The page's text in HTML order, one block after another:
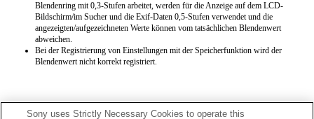
Blendenring mit 0,3-Stufen arbeitet, werden für die Anzeige auf dem LCD-
Bildschirm/im Sucher und die Exif-Daten 0,5-Stufen verwendet und die
angezeigten/aufgezeichneten Werte können vom tatsächlichen Blendenwert
abweichen.
Bei der Registrierung von Einstellungen mit der Speicherfunktion wird der
Blendenwert nicht korrekt registriert.
Sony uses Strictly Necessary Cookies to operate this